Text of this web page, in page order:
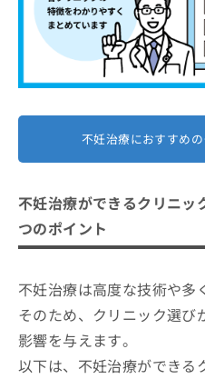
不妊治療におすすめ
不妊治療ができるクリニッ
つのポイント
不妊治療は高度な技術や多
そのため、クリニック選び
影響を与えます。
以下は、不妊治療ができる